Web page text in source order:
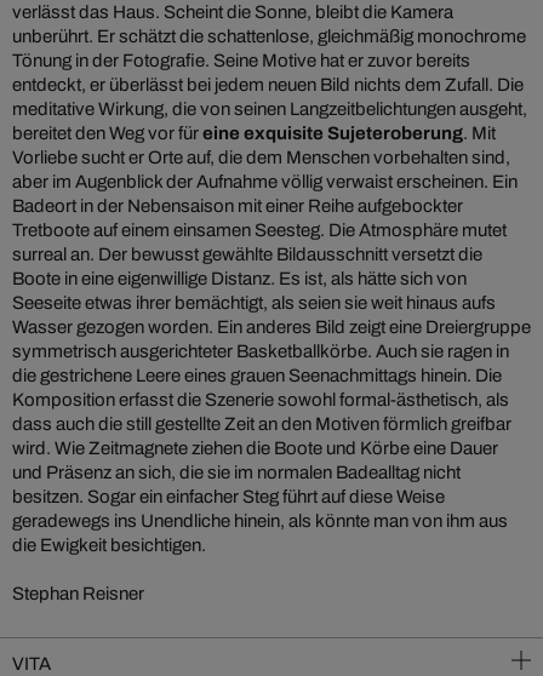
verlässt das Haus. Scheint die Sonne, bleibt die Kamera
unberührt. Er schätzt die schattenlose, gleichmäßig monochrome
Tönung in der Fotografie. Seine Motive hat er zuvor bereits
entdeckt, er überlässt bei jedem neuen Bild nichts dem Zufall. Die
meditative Wirkung, die von seinen Langzeitbelichtungen ausgeht,
bereitet den Weg vor füreine exquisite Sujeteroberung. Mit
Vorliebe sucht er Orte auf, die dem Menschen vorbehalten sind,
aber im Augenblick der Aufnahme völlig verwaist erscheinen. Ein
Badeort in der Nebensaison mit einer Reihe aufgebockter
Tretboote auf einem einsamen Seesteg. Die Atmosphäre mutet
surreal an. Der bewusst gewählte Bildausschnitt versetzt die
Boote in eine eigenwillige Distanz. Es ist, als hätte sich von
Seeseite etwas ihrer bemächtigt, als seien sie weit hinaus aufs
Wasser gezogen worden. Ein anderes Bild zeigt eine Dreiergruppe
symmetrisch ausgerichteter Basketballkörbe. Auch sie ragen in
die gestrichene Leere eines grauen Seenachmittags hinein. Die
Komposition erfasst die Szenerie sowohl formal-ästhetisch, als
dass auch die still gestellte Zeit an den Motiven förmlich greifbar
wird. Wie Zeitmagnete ziehen die Boote und Körbe eine Dauer
und Präsenz an sich, die sie im normalen Badealltag nicht
besitzen. Sogar ein einfacher Steg führt auf diese Weise
geradewegs ins Unendliche hinein, als könnte man von ihm aus
die Ewigkeit besichtigen.
Stephan Reisner
VITA